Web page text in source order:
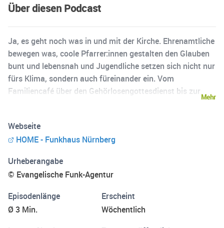
Über diesen Podcast
Ja, es geht noch was in und mit der Kirche. Ehrenamtliche
bewegen was, coole Pfarrer:innen gestalten den Glauben
bunt und lebensnah und Jugendliche setzen sich nicht nur
fürs Klima, sondern auch füreinander ein. Vom
Familiencafé über den Gehörlosengottesdienst bis zur
kircheimdorf@epv.de *
Mehr
Webseite
HOME - Funkhaus Nürnberg
Urheberangabe
© Evangelische Funk-Agentur
Episodenlänge
Ø 3 Min.
Erscheint
Wöchentlich